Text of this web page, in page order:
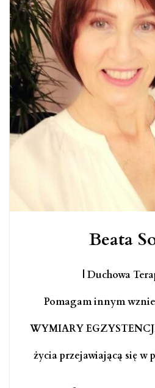
Beata
| Duchowa
Pomagam innym
WYMIARY
życia przejawiającą się w